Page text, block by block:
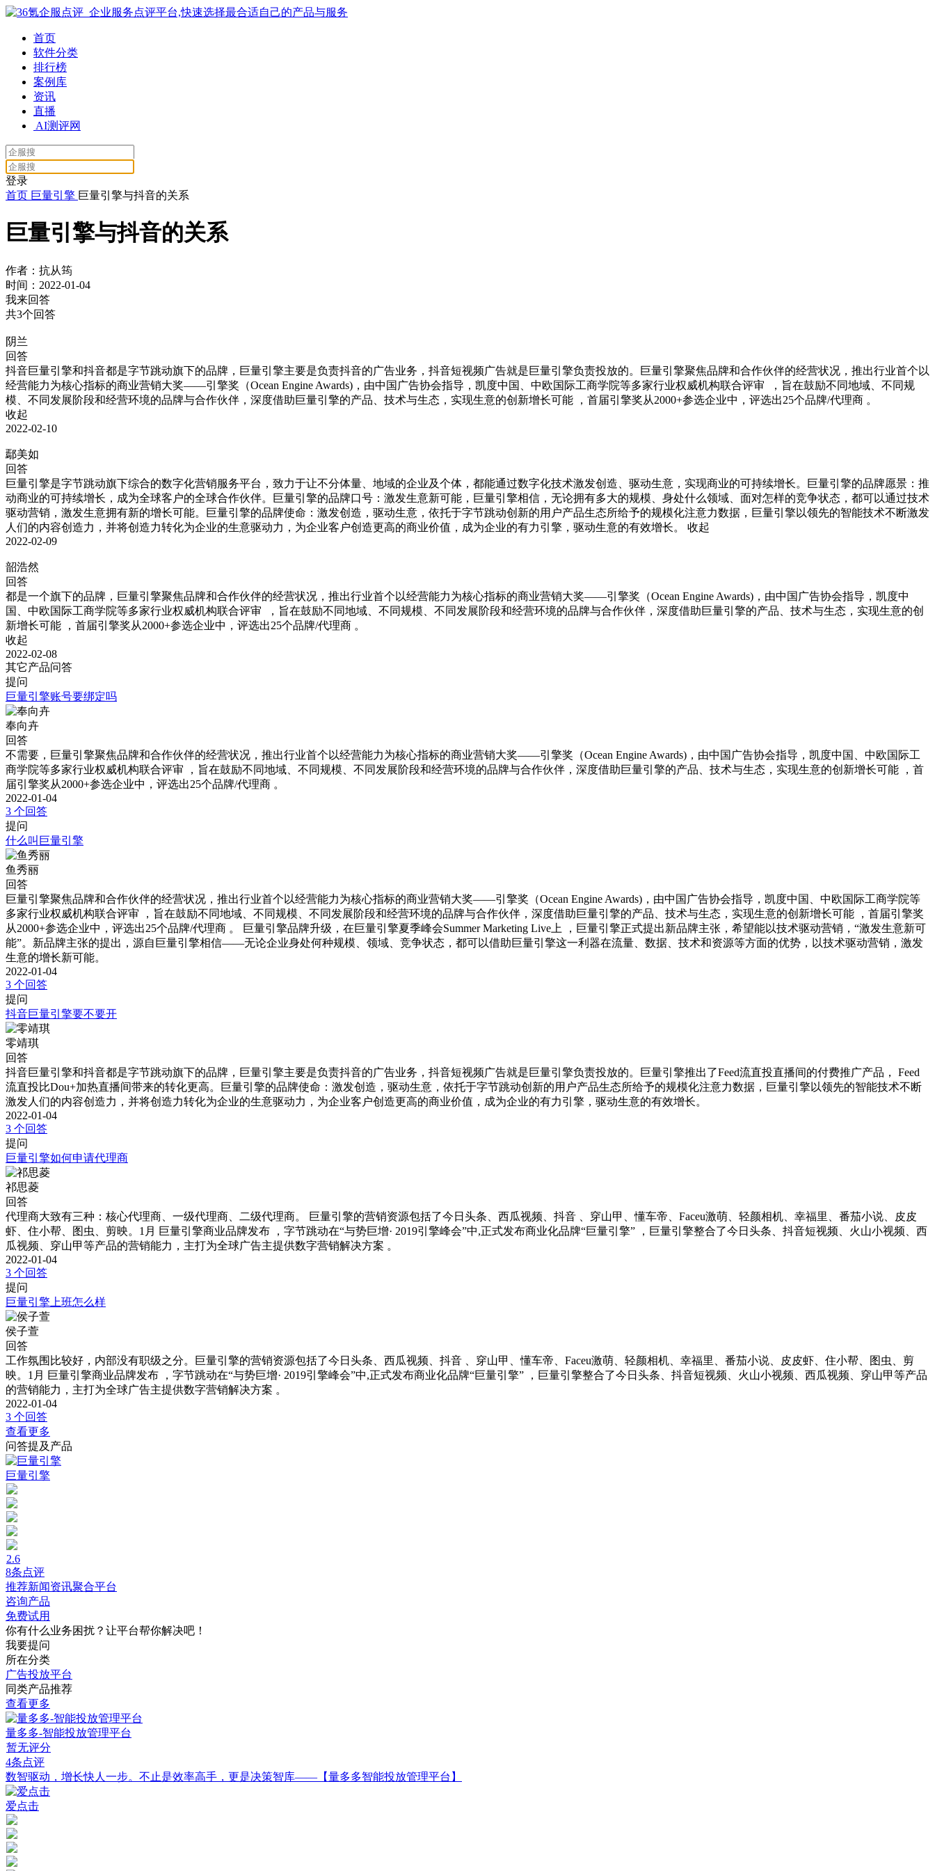
首页
软件分类
排行榜
案例库
资讯
直播
AI测评网
登录
首页 巨量引擎 巨量引擎与抖音的关系
巨量引擎与抖音的关系
作者：抗从筠
时间：2022-01-04
我来回答
共3个回答
阴兰
回答
抖音巨量引擎和抖音都是字节跳动旗下的品牌，巨量引擎主要是负责抖音的广告业务，抖音短视频广告就是巨量引擎负责投放的。巨量引擎聚焦品牌和合作伙伴的经营状况，推出行业首个以
经营能力为核心指标的商业营销大奖——引擎奖（Ocean Engine Awards)，由中国广告协会指导，凯度中国、中欧国际工商学院等多家行业权威机构联合评审  ，旨在鼓励不同地域、不同规
收起
2022-02-10
鄢美如
回答
巨量引擎是字节跳动旗下综合的数字化营销服务平台，致力于让不分体量、地域的企业及个体，都能通过数字化技术激发创造、驱动生意，实现商业的可持续增长。巨量引擎的品牌愿景：推
动商业的可持续增长，成为全球客户的全球合作伙伴。巨量引擎的品牌口号：激发生意新可能，巨量引擎相信，无论拥有多大的规模、身处什么领域、面对怎样的竞争状态，都可以通过技术
驱动营销，激发生意拥有新的增长可能。巨量引擎的品牌使命：激发创造，驱动生意，依托于字节跳动创新的用户产品生态所给予的规模化注意力数据，巨量引擎以领先的智能技术不断激发
人们的内容创造力，并将创造力转化为企业的生意驱动力，为企业客户创造更高的商业价值，成为企业的有力引擎，驱动生意的有效增长。
收起
2022-02-09
韶浩然
回答
都是一个旗下的品牌，巨量引擎聚焦品牌和合作伙伴的经营状况，推出行业首个以经营能力为核心指标的商业营销大奖——引擎奖（Ocean Engine Awards)，由中国广告协会指导，凯度中
国、中欧国际工商学院等多家行业权威机构联合评审  ，旨在鼓励不同地域、不同规模、不同发展阶段和经营环境的品牌与合作伙伴，深度借助巨量引擎的产品、技术与生态，实现生意的创
收起
2022-02-08
其它产品问答
提问
巨量引擎账号要绑定吗
奉向卉
回答
不需要，巨量引擎聚焦品牌和合作伙伴的经营状况，推出行业首个以经营能力为核心指标的商业营销大奖——引擎奖（Ocean Engine Awards)，由中国广告协会指导，凯度中国、中欧国际工
商学院等多家行业权威机构联合评审 ，旨在鼓励不同地域、不同规模、不同发展阶段和经营环境的品牌与合作伙伴，深度借助巨量引擎的产品、技术与生态，实现生意的创新增长可能 ，首
届引擎奖从2000+参选企业中，评选出25个品牌/代理商 。
2022-01-04
3 个回答
提问
什么叫巨量引擎
鱼秀丽
回答
巨量引擎聚焦品牌和合作伙伴的经营状况，推出行业首个以经营能力为核心指标的商业营销大奖——引擎奖（Ocean Engine Awards)，由中国广告协会指导，凯度中国、中欧国际工商学院等
多家行业权威机构联合评审 ，旨在鼓励不同地域、不同规模、不同发展阶段和经营环境的品牌与合作伙伴，深度借助巨量引擎的产品、技术与生态，实现生意的创新增长可能 ，首届引擎奖
从2000+参选企业中，评选出25个品牌/代理商 。 巨量引擎品牌升级，在巨量引擎夏季峰会Summer Marketing Live上 ，巨量引擎正式提出新品牌主张，希望能以技术驱动营销，“激发生意新可
能”。新品牌主张的提出，源自巨量引擎相信——无论企业身处何种规模、领域、竞争状态，都可以借助巨量引擎这一利器在流量、数据、技术和资源等方面的优势，以技术驱动营销，激发
生意的增长新可能。
2022-01-04
3 个回答
提问
抖音巨量引擎要不要开
零靖琪
回答
抖音巨量引擎和抖音都是字节跳动旗下的品牌，巨量引擎主要是负责抖音的广告业务，抖音短视频广告就是巨量引擎负责投放的。巨量引擎推出了Feed流直投直播间的付费推广产品， Feed
流直投比Dou+加热直播间带来的转化更高。巨量引擎的品牌使命：激发创造，驱动生意，依托于字节跳动创新的用户产品生态所给予的规模化注意力数据，巨量引擎以领先的智能技术不断
激发人们的内容创造力，并将创造力转化为企业的生意驱动力，为企业客户创造更高的商业价值，成为企业的有力引擎，驱动生意的有效增长。
2022-01-04
3 个回答
提问
巨量引擎如何申请代理商
祁思菱
回答
代理商大致有三种：核心代理商、一级代理商、二级代理商。 巨量引擎的营销资源包括了今日头条、西瓜视频、抖音 、穿山甲、懂车帝、Faceu激萌、轻颜相机、幸福里、番茄小说、皮皮
虾、住小帮、图虫、剪映。1月 巨量引擎商业品牌发布 ，字节跳动在“与势巨增· 2019引擎峰会”中,正式发布商业化品牌“巨量引擎” ，巨量引擎整合了今日头条、抖音短视频、火山小视频、西
瓜视频、穿山甲等产品的营销能力，主打为全球广告主提供数字营销解决方案 。
2022-01-04
3 个回答
提问
巨量引擎上班怎么样
侯子萱
回答
工作氛围比较好，内部没有职级之分。巨量引擎的营销资源包括了今日头条、西瓜视频、抖音 、穿山甲、懂车帝、Faceu激萌、轻颜相机、幸福里、番茄小说、皮皮虾、住小帮、图虫、剪
映。1月 巨量引擎商业品牌发布 ，字节跳动在“与势巨增· 2019引擎峰会”中,正式发布商业化品牌“巨量引擎” ，巨量引擎整合了今日头条、抖音短视频、火山小视频、西瓜视频、穿山甲等产品
的营销能力，主打为全球广告主提供数字营销解决方案 。
2022-01-04
3 个回答
查看更多
问答提及产品
巨量引擎
2.6
8条点评
推荐新闻资讯聚合平台
咨询产品
免费试用
你有什么业务困扰？让平台帮你解决吧！
我要提问
所在分类
广告投放平台
同类产品推荐
查看更多
量多多-智能投放管理平台
暂无评分
4条点评
数智驱动，增长快人一步。不止是效率高手，更是决策智库——【量多多智能投放管理平台】
爱点击